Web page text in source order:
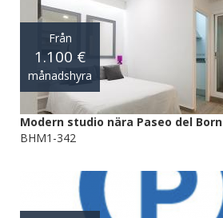
Från
1.100 €
månadshyra
Modern studio nära Paseo del Born
BHM1-342